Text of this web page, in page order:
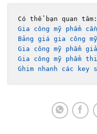
Gia công mỹ phẩm
Bảng giá gia công
Gia công mỹ phẩm
Gia công mỹ phẩm
Ghim nhanh các key